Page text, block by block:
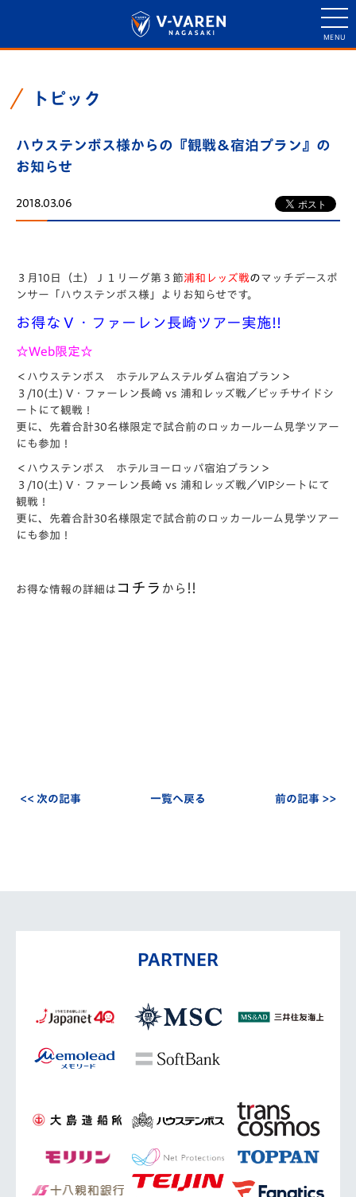
トピック
ハウステンボス様からの『観戦＆宿泊プラン』の
お知らせ
2018.03.06
３月10日（土）Ｊ１リーグ第３節浦和レッズ戦のマッチデースポ
ンサー「ハウステンボス様」よりお知らせです。
お得なＶ・ファーレン長崎ツアー実施!!
☆Web限定☆
＜ハウステンボス ホテルアムステルダム宿泊プラン＞
３/10(土) V・ファーレン長崎 vs 浦和レッズ戦／ピッチサイドシ
ートにて観戦！
更に、先着合計30名様限定で試合前のロッカールーム見学ツアー
にも参加！
＜ハウステンボス ホテルヨーロッパ宿泊プラン＞
３/10(土) V・ファーレン長崎 vs 浦和レッズ戦／VIPシートにて
観戦！
更に、先着合計30名様限定で試合前のロッカールーム見学ツアー
にも参加！
お得な情報の詳細は コチラ から !!
<< 次の記事 一覧へ戻る 前の記事 >>
PARTNER